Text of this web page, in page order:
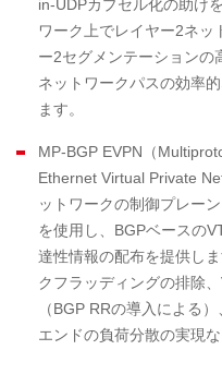
in-UDPカプセル化の助け
ワーク上でレイヤー2ネッ
ー2セグメンテーションの
ネットワークパスの効率
ます。
MP-BGP EVPN（
Ethernet Virtual Private
ットワークの制御プレー
を使用し、BGPベースの
達性情報の配布を提供し
クフラッディングの排除
（BGP RRの導入による
エンドの負荷分散の実現